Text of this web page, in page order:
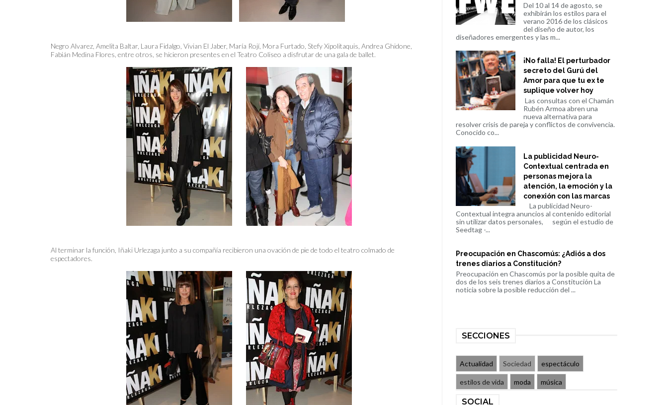
Negro Alvarez, Amelita Baltar, Laura Fidalgo, Vivian El Jaber, María Rojí, Mora Furtado, Stefy Xipolitaquis, Andrea Ghidone,
Fabián Medina Flores, entre otros, se hicieron presentes en el Teatro Coliseo a disfrutar de una gala de ballet.
Al terminar la función, Iñaki Urlezaga junto a su compañía recibieron una ovación de pie de todo el teatro colmado de
espectadores.
Del 10 al 14 de agosto, se
exhibirán los estilos para el
verano 2016 de los clásicos
del diseño de autor, los
diseñadores emergentes y las m...
¡No falla! El perturbador
secreto del Gurú del
Amor para que tu ex te
suplique volver hoy
Las consultas con el Chamán
Rubén Armoa abren una
nueva alternativa para
resolver crisis de pareja y conflictos de convivencia.
Conocido co...
La publicidad Neuro-
Contextual centrada en
personas mejora la
atención, la emoción y la
conexión con las marcas
La publicidad Neuro-
Contextual integra anuncios al contenido editorial
sin utilizar datos personales, según el estudio de
Seedtag -...
Preocupación en Chascomús: ¿Adiós a dos
trenes diarios a Constitución?
Preocupación en Chascomús por la posible quita de
dos de los seis trenes diarios a Constitución La
noticia sobre la posible reducción del ...
SECCIONES
Actualidad Sociedad espectáculo
estilos de vida moda música
SOCIAL